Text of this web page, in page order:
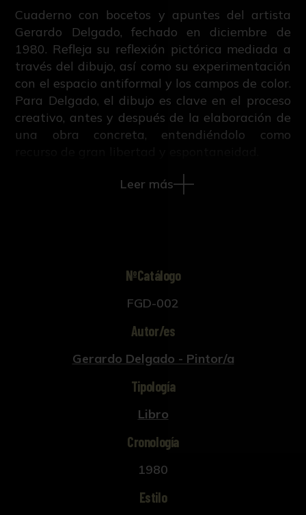
Cuaderno con bocetos y apuntes del artista
Gerardo Delgado, fechado en diciembre de
1980. Refleja su reflexión pictórica mediada a
través del dibujo, así como su experimentación
con el espacio antiformal y los campos de color.
Para Delgado, el dibujo es clave en el proceso
creativo, antes y después de la elaboración de
una obra concreta, entendiéndolo como
Leer más
NºCatálogo
FGD-002
Autor/es
Gerardo Delgado - Pintor/a
Tipología
Libro
Cronología
1980
Estilo